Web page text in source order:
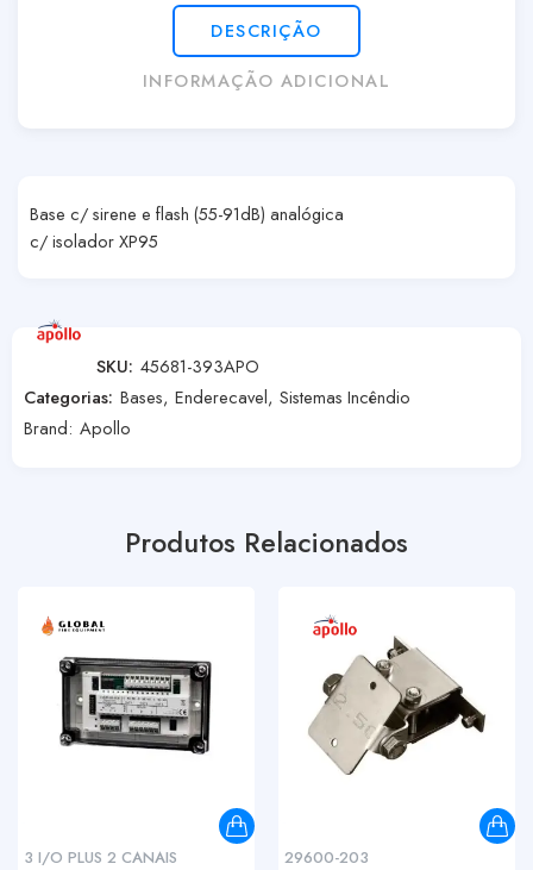
DESCRIÇÃO
INFORMAÇÃO ADICIONAL
Base c/ sirene e flash (55-91dB) analógica
c/ isolador XP95
SKU: 45681-393APO
Categorias: Bases, Enderecavel, Sistemas Incêndio
Brand: Apollo
Produtos Relacionados
3 I/O PLUS 2 CANAIS 29600-203